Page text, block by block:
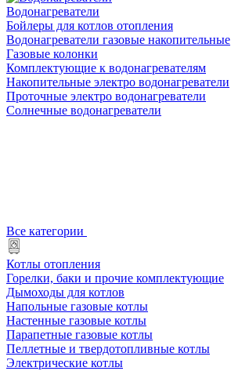
Водонагреватели
Бойлеры для котлов отопления
Водонагреватели газовые накопительные
Газовые колонки
Комплектующие к водонагревателям
Накопительные электро водонагреватели
Проточные электро водонагреватели
Солнечные водонагреватели
Все категории
Котлы отопления
Горелки, баки и прочие комплектующие
Дымоходы для котлов
Напольные газовые котлы
Настенные газовые котлы
Парапетные газовые котлы
Пеллетные и твердотопливные котлы
Электрические котлы